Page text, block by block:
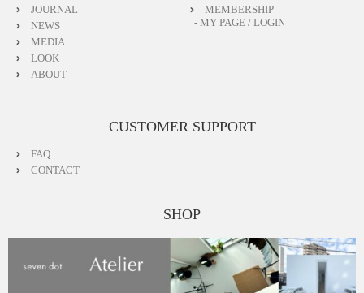
JOURNAL
NEWS
MEDIA
LOOK
ABOUT
MEMBERSHIP
- MY PAGE / LOGIN
CUSTOMER SUPPORT
FAQ
CONTACT
SHOP